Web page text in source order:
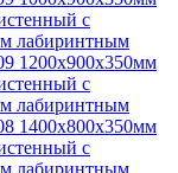
с
лабиринтным
1200х900х350мм
с
лабиринтным
1400х800х350мм
с
лабиринтным